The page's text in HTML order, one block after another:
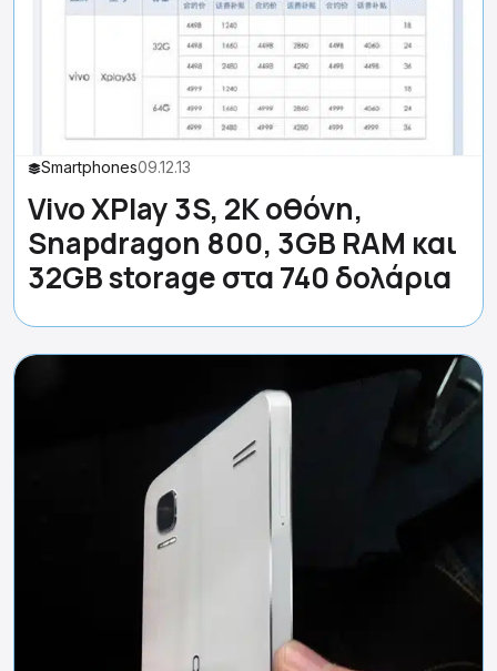
Smartphones09.12.13
Vivo XPlay 3S, 2Κ οθόνη,
Snapdragon 800, 3GB RAM και
32GB storage στα 740 δολάρια